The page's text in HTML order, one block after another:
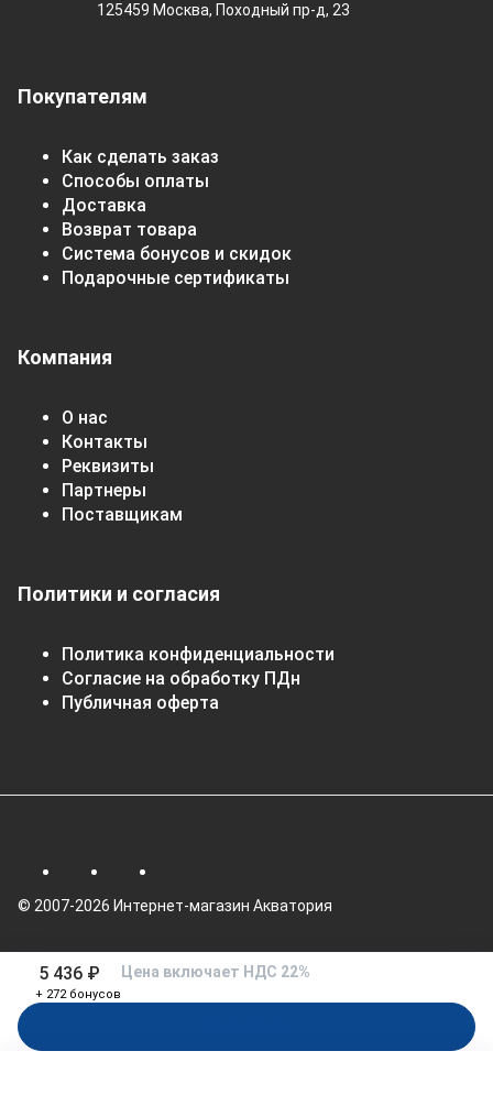
5 436 ₽
+ 272 бонусов
Цена включает НДС 22%
Покупателям
Как сделать заказ
Способы оплаты
Доставка
Возврат товара
Система бонусов и скидок
Подарочные сертификаты
Компания
О нас
Контакты
Реквизиты
Партнеры
Поставщикам
Политики и согласия
Политика конфиденциальности
Согласие на обработку ПДн
Публичная оферта
125459 Москва, Походный пр-д, 23
© 2007-2026 Интернет-магазин Акватория